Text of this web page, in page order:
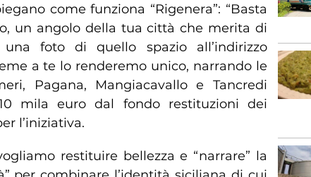
come funziona “Rigenera”: “Basta
un angolo della tua città che merita di
una foto di quello spazio all’indirizzo
a te lo renderemo unico, narrando le
Pagana, Mangiacavallo e Tancredi
mila euro dal fondo restituzioni dei
l’iniziativa.
restituire bellezza e “narrare” la